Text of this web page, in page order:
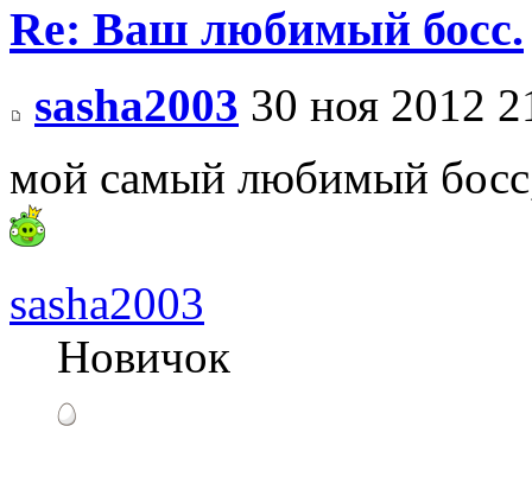
Re: Ваш любимый босс.
sasha2003 30 ноя 2012
мой самый любимый
sasha2003
Новичок